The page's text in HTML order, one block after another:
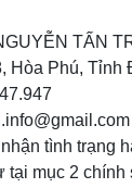
TẤN
Hòa Phú, Tỉnh
tình trạng
tại mục 2 chính